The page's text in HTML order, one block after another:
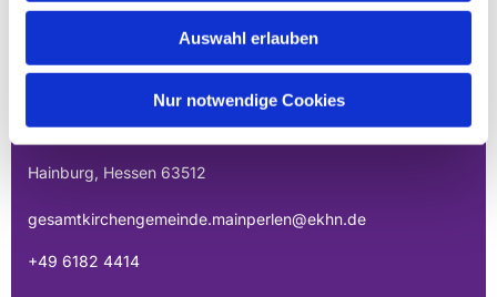
Auswahl erlauben
Nur notwendige Cookies
EVANGELISCHE
GESAMTKIRCHENGEMEINDE DER
MAINPERLEN
Uhlandstraße 1
Hainburg, Hessen 63512
gesamtkirchengemeinde.mainperlen@ekhn.de
+49 6182 4414